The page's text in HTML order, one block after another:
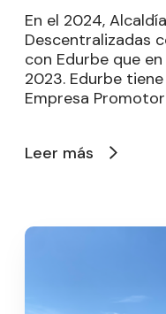
En el 2024,
Descentralizadas
con Edurbe que
2023. Edurbe
Empresa
Leer más